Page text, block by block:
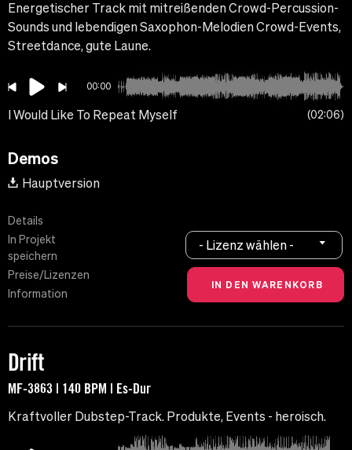
Energetischer Track mit mitreißenden Crowd-Percussion-
Sounds und lebendigen Saxophon-Melodien Crowd-Events,
Streetdance, gute Laune.
00:00
I Would Like To Repeat Myself 02:06
Demos
Hauptversion
Details
In Projekt
speichern
Preise/Lizenzen
Information
- Lizenz wählen -
Drift
MF-3863 | 140 BPM | Es-Dur
Kraftvoller Dubstep-Track. Produkte, Events - heroisch.